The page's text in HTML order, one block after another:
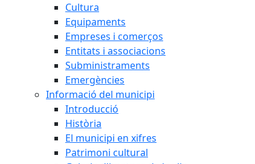
Cultura
Equipaments
Empreses i comerços
Entitats i associacions
Subministraments
Emergències
Informació del municipi
Introducció
Història
El municipi en xifres
Patrimoni cultural